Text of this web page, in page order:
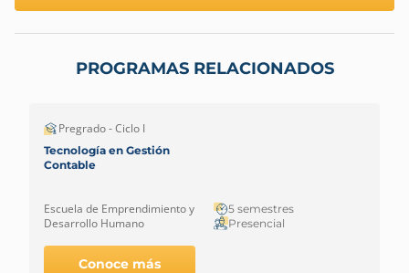
PROGRAMAS RELACIONADOS
Pregrado - Ciclo I
Tecnología en Gestión
Contable
Escuela de Emprendimiento y
Desarrollo Humano
5 semestres
Presencial
Conoce más